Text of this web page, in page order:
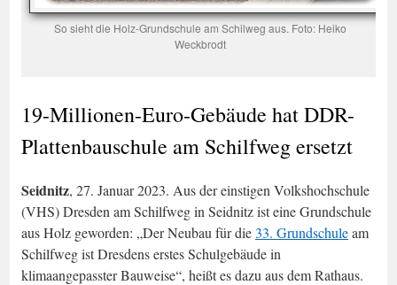
So sieht die Holz-Grundschule am Schilweg aus. Foto: Heiko
Weckbrodt
19-Millionen-Euro-Gebäude hat DDR-
Plattenbauschule am Schilfweg ersetzt
Seidnitz, 27. Januar 2023. Aus der einstigen Volkshochschule
(VHS) Dresden am Schilfweg in Seidnitz ist eine Grundschule
aus Holz geworden: „Der Neubau für die33. Grundschuleam
Schilfweg ist Dresdens erstes Schulgebäude in
klimaangepasster Bauweise“, heißt es dazu aus dem Rathaus.